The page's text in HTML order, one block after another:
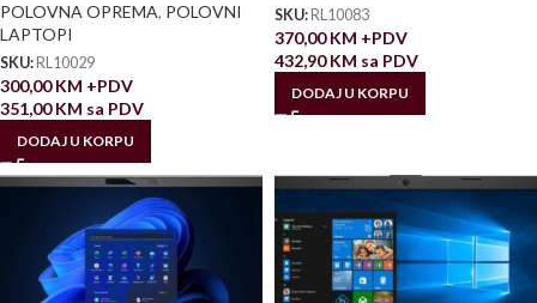
POLOVNA OPREMA, POLOVNI
LAPTOPI
SKU: RL10029
300,00KM +PDV
351,00KM sa PDV
DODAJ U KORPU
SKU: RL10083
370,00KM +PDV
432,90KM sa PDV
DODAJ U KORPU